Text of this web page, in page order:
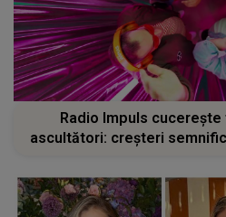
Radio Impuls
ascultători: creșteri